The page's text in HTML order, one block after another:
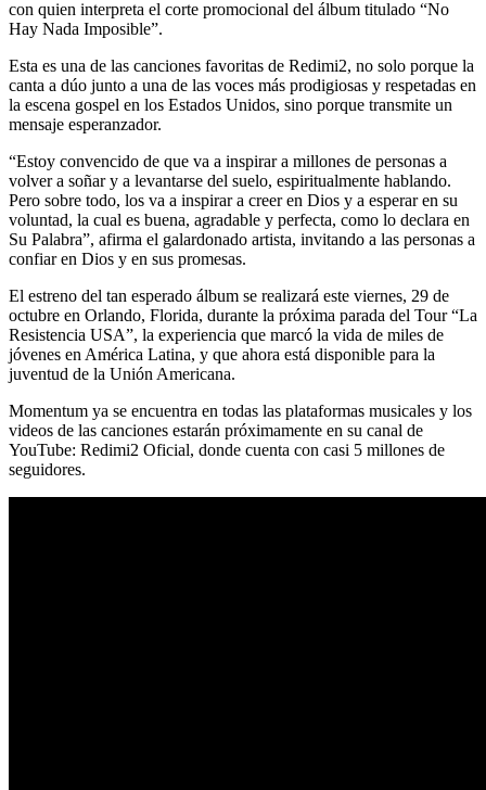
con quien interpreta el corte promocional del álbum titulado “No
Hay Nada Imposible”.
Esta es una de las canciones favoritas de Redimi2, no solo porque la
canta a dúo junto a una de las voces más prodigiosas y respetadas en
la escena gospel en los Estados Unidos, sino porque transmite un
mensaje esperanzador.
“Estoy convencido de que va a inspirar a millones de personas a
volver a soñar y a levantarse del suelo, espiritualmente hablando.
Pero sobre todo, los va a inspirar a creer en Dios y a esperar en su
voluntad, la cual es buena, agradable y perfecta, como lo declara en
Su Palabra”, afirma el galardonado artista, invitando a las personas a
confiar en Dios y en sus promesas.
El estreno del tan esperado álbum se realizará este viernes, 29 de
octubre en Orlando, Florida, durante la próxima parada del Tour “La
Resistencia USA”, la experiencia que marcó la vida de miles de
jóvenes en América Latina, y que ahora está disponible para la
juventud de la Unión Americana.
Momentum ya se encuentra en todas las plataformas musicales y los
videos de las canciones estarán próximamente en su canal de
YouTube: Redimi2 Oficial, donde cuenta con casi 5 millones de
seguidores.